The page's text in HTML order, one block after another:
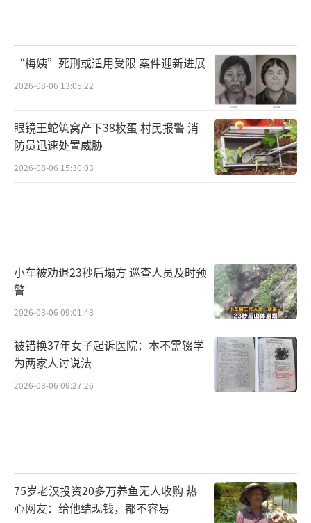
“梅姨”死刑或适用受限 案件迎新进展
2026-08-06 13:05:22
眼镜王蛇筑窝产下38枚蛋 村民报警 消
防员迅速处置威胁
2026-08-06 15:30:03
小车被劝退23秒后塌方 巡查人员及时预
警
2026-08-06 09:01:48
被错换37年女子起诉医院：本不需辍学
为两家人讨说法
2026-08-06 09:27:26
75岁老汉投资20多万养鱼无人收购 热
心网友：给他结现钱，都不容易